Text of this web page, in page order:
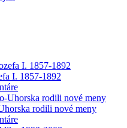
I. 1857-1892
rodili nové meny